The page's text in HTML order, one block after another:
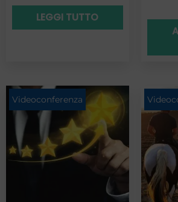
LEGGI TUTTO
Videoconferenza